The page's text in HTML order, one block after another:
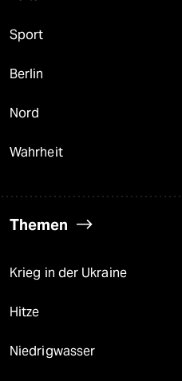
Sport
Berlin
Nord
Wahrheit
Themen
Krieg in der Ukraine
Hitze
Niedrigwasser